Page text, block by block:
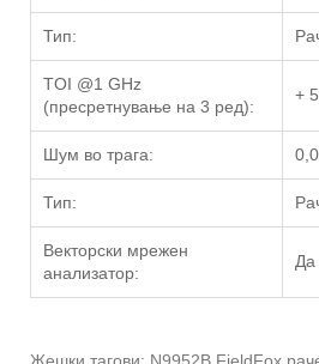
Тип:
TOI @1 GHz
(пресретнување на 3 ред):
+
Шум во трага:
Тип:
Векторски мрежен
анализатор:
Да